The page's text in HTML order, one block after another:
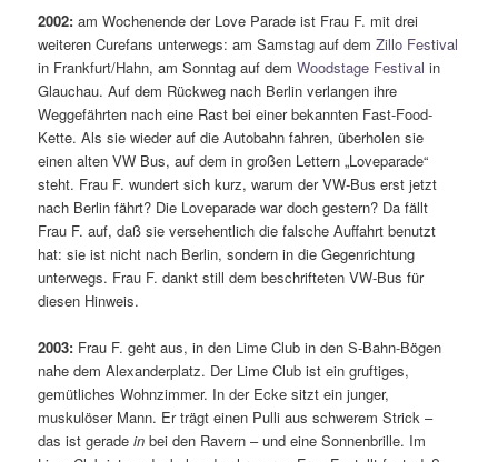
2002: am Wochenende der Love Parade ist Frau F. mit drei
weiteren Curefans unterwegs: am Samstag auf demZillo Festival
in Frankfurt/Hahn, am Sonntag auf demWoodstage Festival in
Glauchau. Auf dem Rückweg nach Berlin verlangen ihre
Weggefährten nach eine Rast bei einer bekannten Fast-Food-
Kette. Als sie wieder auf die Autobahn fahren, überholen sie
einen alten VW Bus, auf dem in großen Lettern „Loveparade“
steht. Frau F. wundert sich kurz, warum der VW-Bus erst jetzt
nach Berlin fährt? Die Loveparade war doch gestern? Da fällt
Frau F. auf, daß sie versehentlich die falsche Auffahrt benutzt
hat: sie ist nicht nach Berlin, sondern in die Gegenrichtung
unterwegs. Frau F. dankt still dem beschrifteten VW-Bus für
diesen Hinweis.
2003: Frau F. geht aus, in den Lime Club in den S-Bahn-Bögen
nahe dem Alexanderplatz. Der Lime Club ist ein gruftiges,
gemütliches Wohnzimmer. In der Ecke sitzt ein junger,
muskulöser Mann. Er trägt einen Pulli aus schwerem Strick –
das ist geradein bei den Ravern – und eine Sonnenbrille. Im